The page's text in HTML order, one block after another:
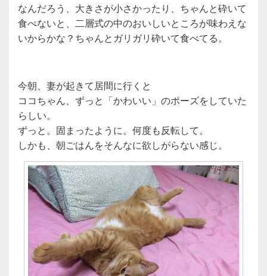
なんだろう、大きさが小さかったり、ちゃんと砕いて
食べないと、二層式の中のおいしいところが味わえな
いからかな？ちゃんとガリガリ砕いて食べてる。
今朝、妻が起きて居間に行くと
ココちゃん、ずっと「かわいい」のポーズをしていた
らしい。
ずっと。固まったように。何度も反転して。
しかも、朝ごはんをそんなに欲しがらない感じ。